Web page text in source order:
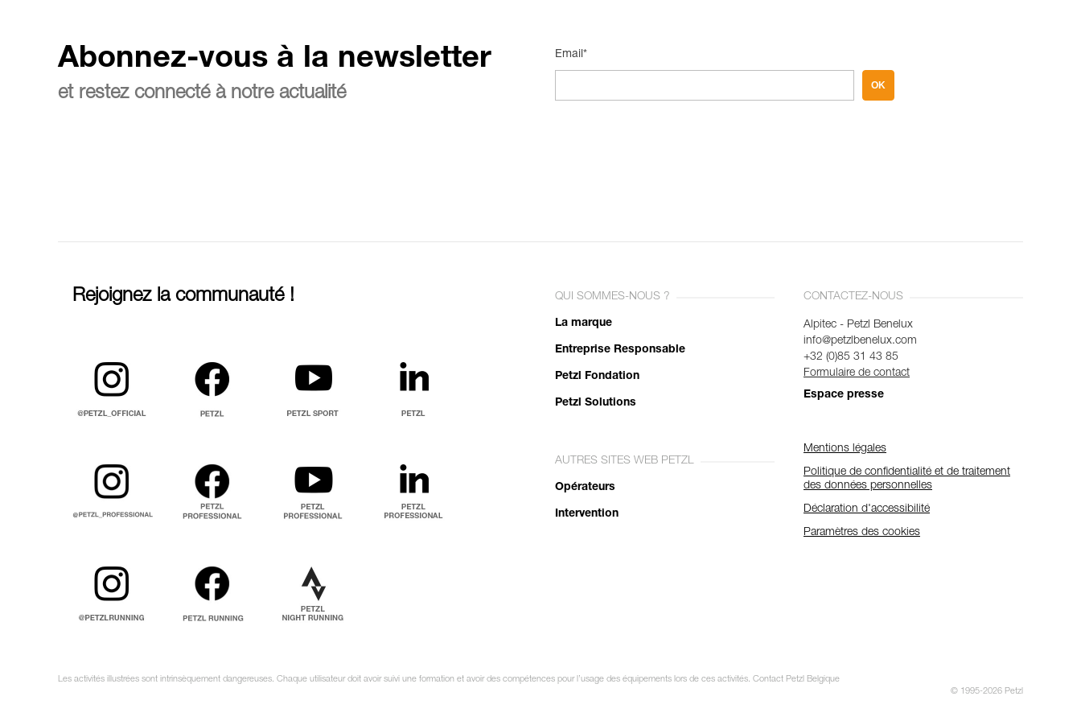
Abonnez-vous à la newsletter
et restez connecté à notre actualité
Email*
OK
Rejoignez la communauté ! QUI SOMMES-NOUS ?
La marque
Entreprise Responsable
Petzl Fondation
Petzl Solutions
AUTRES SITES WEB PETZL
Opérateurs
Intervention
CONTACTEZ-NOUS
Alpitec - Petzl Benelux
info@petzlbenelux.com
+32 (0)85 31 43 85
Formulaire de contact
Espace presse
Mentions légales
Politique de confidentialité et de traitement
des données personnelles
Déclaration d'accessibilité
Paramètres des cookies
Les activités illustrées sont intrinsèquement dangereuses. Chaque utilisateur doit avoir suivi une formation et avoir des compétences pour l’usage des équipements lors de ces activités. Contact Petzl Belgique
© 1995-2026 Petzl